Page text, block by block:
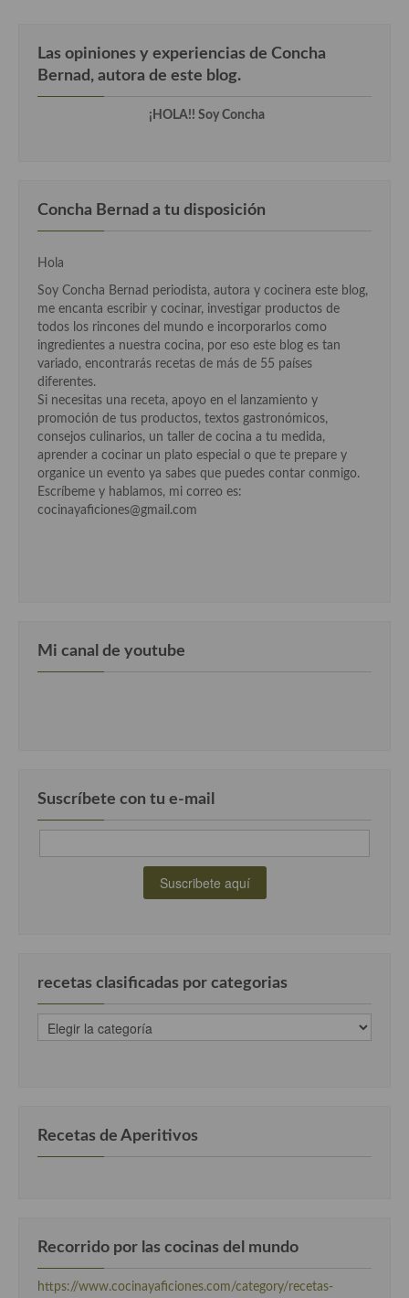
Cocinas de España
Cocina Balear
Cocina Castellana
Cocina Castilla – La Mancha
Cocina Catalana
Cocina Extremeña
Cocina Gallega
Cocina Madrileña
Cocina Murciana
Cocina Vasca
Cocina Belga
Cocina de Polonia
Cocina Griega
Cocina Irlanda
Las opiniones y experiencias de Concha
Bernad, autora de este blog.
¡HOLA!! Soy Concha
Concha Bernad a tu disposición
Hola
Soy Concha Bernad periodista, autora y cocinera este blog,
me encanta escribir y cocinar, investigar productos de
todos los rincones del mundo e incorporarlos como
ingredientes a nuestra cocina, por eso este blog es tan
variado, encontrarás recetas de más de 55 países
diferentes.
Si necesitas una receta, apoyo en el lanzamiento y
promoción de tus productos, textos gastronómicos,
consejos culinarios, un taller de cocina a tu medida,
aprender a cocinar un plato especial o que te prepare y
organice un evento ya sabes que puedes contar conmigo.
Escríbeme y hablamos, mi correo es:
cocinayaficiones@gmail.com
Mi canal de youtube
Suscríbete con tu e-mail
recetas clasificadas por categorias
recetas
clasificadas
Recetas de Aperitivos
Recorrido por las cocinas del mundo
https://www.cocinayaficiones.com/category/recetas-